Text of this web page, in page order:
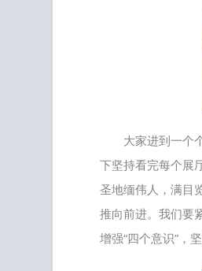
大家进到一个
下坚持看完每个展
圣地缅伟人，满目
推向前进。我们要
增强“四个意识”，